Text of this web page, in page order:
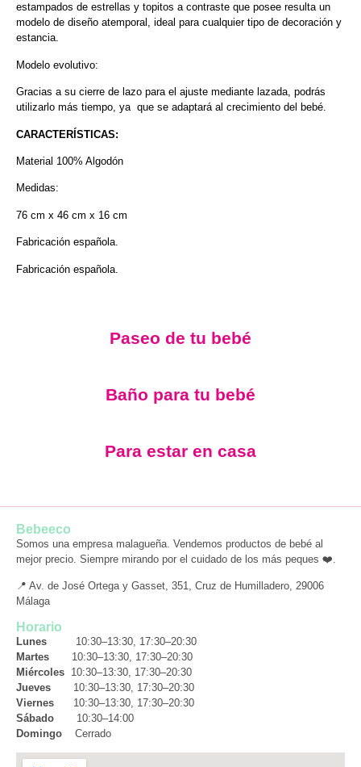
estampados de estrellas y topitos a contraste que posee resulta un
modelo de diseño atemporal, ideal para cualquier tipo de decoración y
estancia.
Modelo evolutivo:
Gracias a su cierre de lazo para el ajuste mediante lazada, podrás
utilizarlo más tiempo, ya que se adaptará al crecimiento del bebé.
CARACTERÍSTICAS:
Material 100% Algodón
Medidas:
76 cm x 46 cm x 16 cm
Fabricación española.
Fabricación española.
Paseo de tu bebé
Baño para tu bebé
Para estar en casa
Bebeeco
Somos una empresa malagueña. Vendemos productos de bebé al
mejor precio. Siempre mirando por el cuidado de los más peques ❤️.
📍 Av. de José Ortega y Gasset, 351, Cruz de Humilladero, 29006
Málaga
Horario
Lunes 10:30–13:30, 17:30–20:30
Martes 10:30–13:30, 17:30–20:30
Miércoles 10:30–13:30, 17:30–20:30
Jueves 10:30–13:30, 17:30–20:30
Viernes 10:30–13:30, 17:30–20:30
Sábado
10:30–14:00
Domingo
Cerrado